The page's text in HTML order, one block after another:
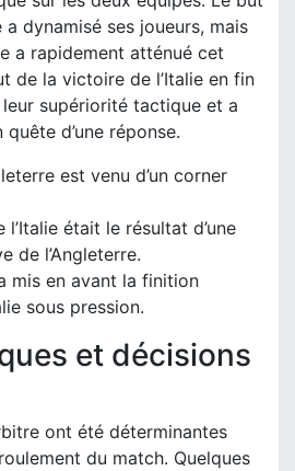
a dynamisé ses joueurs, mais
a rapidement atténué cet
de la victoire de l’Italie en fin
supériorité tactique et a
quête d’une réponse.
est venu d’un corner
l’Italie était le résultat d’une
de l’Angleterre.
mis en avant la finition
sous pression.
et décisions
ont été déterminantes
du match. Quelques